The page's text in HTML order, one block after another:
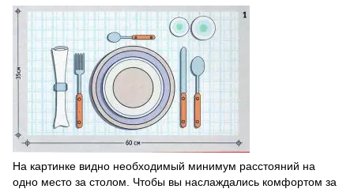
На картинке видно необходимый минимум расстояний на
одно место за столом. Чтобы вы наслаждались комфортом за